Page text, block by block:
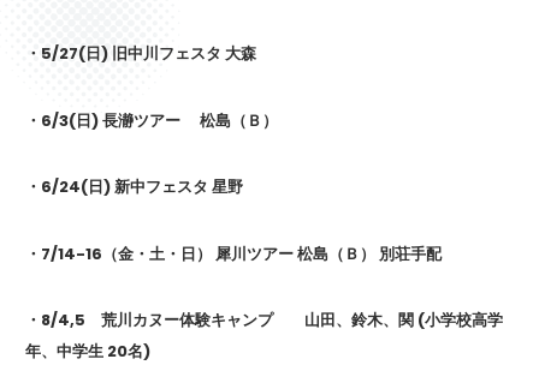
・5/27(日) 旧中川フェスタ 大森
・6/3(日) 長瀞ツアー 松島（Ｂ）
・6/24(日) 新中フェスタ 星野
・7/14-16（金・土・日） 犀川ツアー 松島（Ｂ） 別荘手配
・8/4,5 荒川カヌー体験キャンプ 山田、鈴木、関 (小学校高学
年、中学生 20名)